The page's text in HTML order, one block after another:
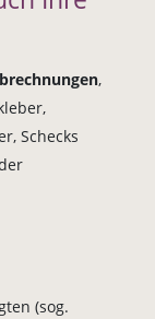
,
Schecks
(sog.